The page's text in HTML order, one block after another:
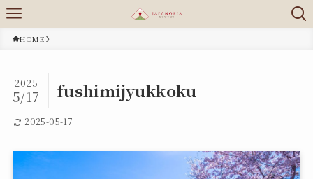
HOME
fushimijyukkoku
2025
5/17
2025-05-17